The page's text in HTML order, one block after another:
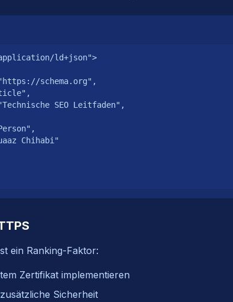
ld+json">
schema.org",
SEO Leitfaden",
Chihabi"
ein Ranking-Faktor:
Zertifikat implementieren
Sicherheit